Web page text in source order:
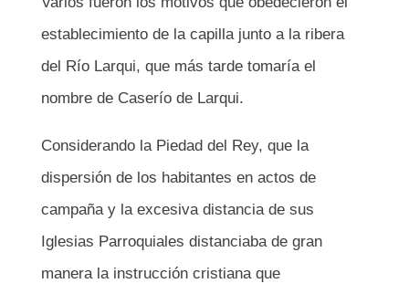
establecimiento de la capilla junto a la ribera
del Río Larqui, que más tarde tomaría el
nombre de Caserío de Larqui.
Considerando la Piedad del Rey, que la
dispersión de los habitantes en actos de
campaña y la excesiva distancia de sus
Iglesias Parroquiales distanciaba de gran
manera la instrucción cristiana que